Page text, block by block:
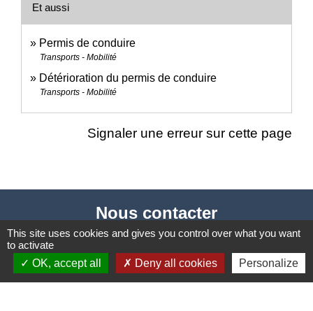
Et aussi
Permis de conduire
Transports - Mobilité
Détérioration du permis de conduire
Transports - Mobilité
Signaler une erreur sur cette page
Nous contacter
Commune de Puylaurens
1 rue de la Mairie
81700 Puylaurens - FRANCE
This site uses cookies and gives you control over what you want
to activate
OK, accept all
Deny all cookies Personalize